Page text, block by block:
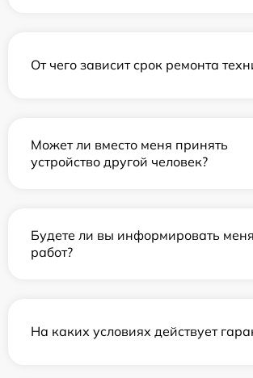
От чего зависит срок ремонта
Может ли вместо меня принять
устройство другой человек?
Будете ли вы информировать
работ?
На каких условиях действует